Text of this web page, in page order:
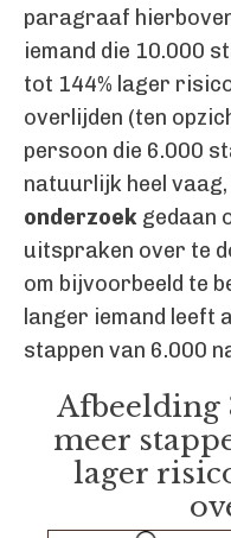
paragraaf
iemand die 10.000
tot 144% lager
overlijden (ten
persoon die 6.000
natuurlijk heel
onderzoek gedaan
uitspraken over te
om bijvoorbeeld te
langer iemand leeft
stappen van 6.000
Afbeelding
meer
lager